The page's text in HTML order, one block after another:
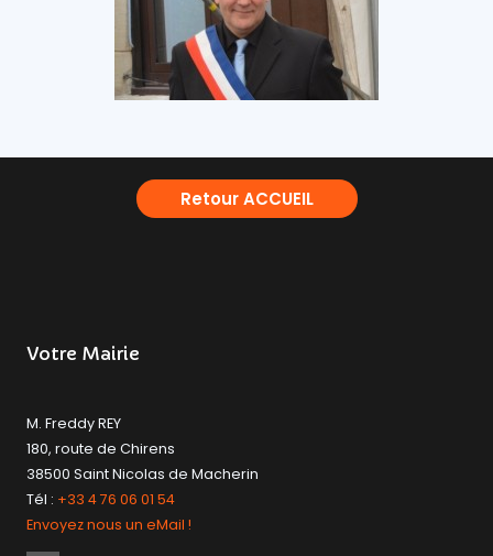
Retour ACCUEIL
Votre Mairie
M. Freddy REY
180, route de Chirens
38500 Saint Nicolas de Macherin
Tél : +33 4 76 06 01 54
Envoyez nous un eMail !